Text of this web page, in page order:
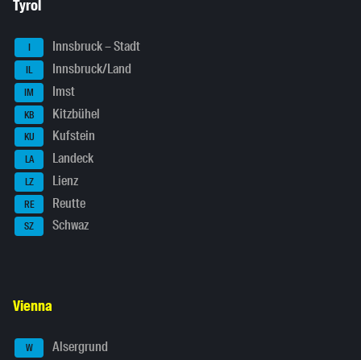
Tyrol
I Innsbruck – Stadt
IL Innsbruck/Land
IM Imst
KB Kitzbühel
KU Kufstein
LA Landeck
LZ Lienz
RE Reutte
SZ Schwaz
Vienna
W Alsergrund